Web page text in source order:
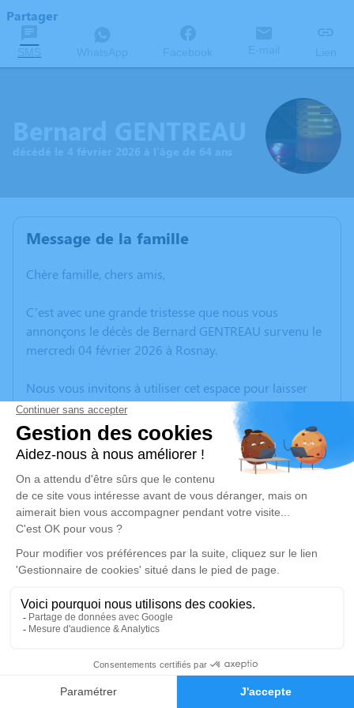
Faire-part Hommages
Partager
Message de la famille
Chère famille, chers amis,
C’est avec une grande tristesse que nous vous
annonçons le décès de Bernard GENTREAU survenu le
mercredi 04 février 2026 à Rosnay.
Nous vous invitons à utiliser cet espace pour laisser
vos condoléances, partager des photos souvenirs, une
anecdote ou exprimer vos pensées à travers des
poèmes ou des textes. Cet endroit est un lieu
d'expression dédié à honorer la mémoire de Bernard
GENTREAU.
Un service de plantation d’arbre hommage est
disponible ici.
Je rends hommage
Cérémonie religieuse
Église de Rosnay
85320 Rosnay